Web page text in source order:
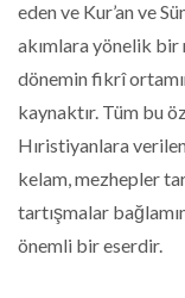
eden ve Kur’an ve
akımlara yönelik bir
dönemin fikrî
kaynaktır. Tüm bu
Hıristiyanlara
kelam, mezhepler
tartışmalar
önemli bir eserdir.